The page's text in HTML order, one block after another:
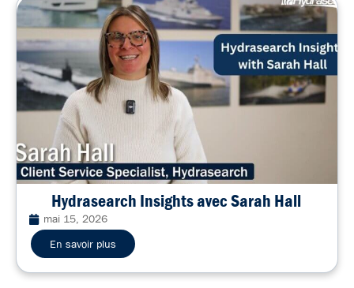
Hydrasearch Insights avec Sarah Hall
mai 15, 2026
En savoir plus